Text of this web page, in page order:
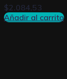
$2.084,53
Añadir al carrito